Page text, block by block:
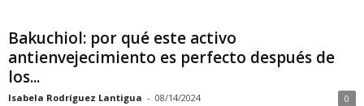
Bakuchiol: por qué este activo
antienvejecimiento es perfecto después de
los...
Isabela Rodríguez Lantigua - 08/14/2024 0